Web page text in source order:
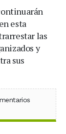
esta
las
y
sus
X (Twitter)
en WhatsApp